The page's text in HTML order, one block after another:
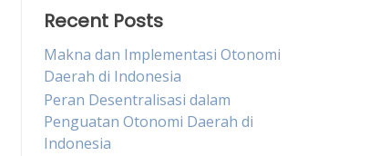
Recent Posts
Makna dan Implementasi Otonomi
Daerah di Indonesia
Peran Desentralisasi dalam
Penguatan Otonomi Daerah di
Indonesia